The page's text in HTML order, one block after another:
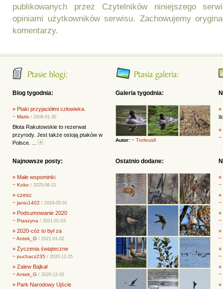
publikowanych przez Czytelników niniejszego
opiniami użytkowników serwisu. Zachowujemy
komentarzy.
Blog tygodnia:
» Ptaki przyjaciółmi człowieka.
~ Matis / 2009-01-30
Błota Rakutowskie to rezerwat
przyrody. Jest także ostoją ptaków w
Polsce. ...
Najnowsze posty:
» Małe wspominki
~ Koko / 2025-06-21
» czesc
~ janiu1402 / 2024-05-01
» Podsumowanie 2020
~ Ptaszyna / 2021-01-03
» 2020-cóż to był za
~ Antek_G / 2021-01-02
» Życzenia świąteczne
~ puchacz235 / 2020-12-25
» Zalew Bajkał
~ Antek_G / 2020-12-05
» Park Narodowy Ujście
Galeria tygodnia:
Autor: ~ Trofeus6
Ostatnio dodane:
»
»
~
»
~
»
~
»
~
»
~
»
~
»
~
»